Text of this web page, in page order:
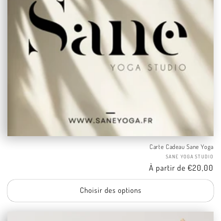
Carte Cadeau Sane Yoga
SANE YOGA STUDIO
Tarif
À partir de €20,00
Choisir des options